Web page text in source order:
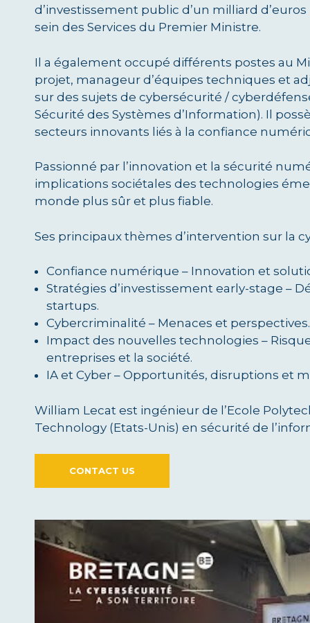
d’investissement public d’un milliard
sein des Services du Premier Ministre.
Il a également occupé différents postes au
projet, manageur d’équipes techniques et
sur des sujets de cybersécurité /
Sécurité des Systèmes d’Information). Il
secteurs innovants liés à la confiance
Passionné par l’innovation et la sécurité
implications sociétales des technologies
monde plus sûr et plus fiable.
Ses principaux thèmes d’intervention sur la
Confiance numérique – Innovation et
Stratégies d’investissement early-stage –
startups.
Cybercriminalité – Menaces et perspectives.
Impact des nouvelles technologies –
entreprises et la société.
IA et Cyber – Opportunités, disruptions et
William Lecat est ingénieur de l’Ecole
Technology (Etats-Unis) en sécurité de
CONTACT US